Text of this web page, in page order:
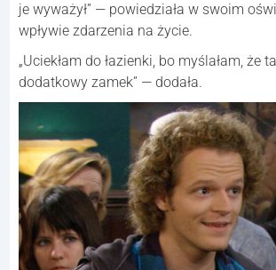
je wyważył” — powiedziała w swoim
wpływie zdarzenia na życie.
„Uciekłam do łazienki, bo myślałam, że
dodatkowy zamek” — dodała.